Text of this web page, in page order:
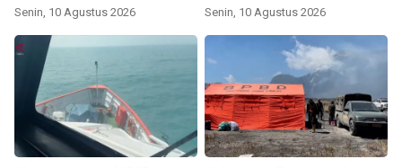
Senin, 10 Agustus 2026 Senin, 10 Agustus 2026